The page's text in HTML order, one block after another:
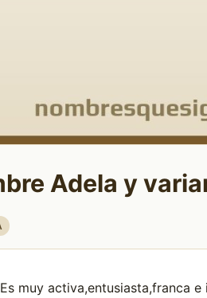
Adela y
muy activa,entusiasta,franca